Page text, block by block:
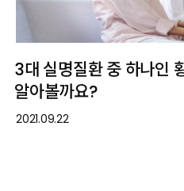
3대 실명질환 중 하나인
알아볼까요?
2021.09.22